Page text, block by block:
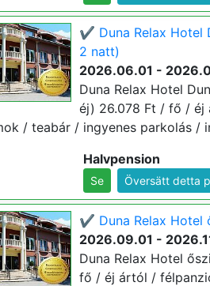
✔️ Duna Relax Hotel
2 natt)
2026.06.01 -
Duna Relax Hotel
éj) 26.078 Ft / fő / éj
/ teabár / ingyenes parkolás /
Halvpension
Se Översätt detta
✔️ Duna Relax Hotel
2026.09.01 -
Duna Relax Hotel
fő / éj ártól /